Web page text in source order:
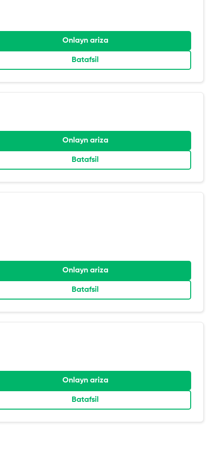
Onlayn ariza
Batafsil
Onlayn ariza
Batafsil
Onlayn ariza
Batafsil
Onlayn ariza
Batafsil